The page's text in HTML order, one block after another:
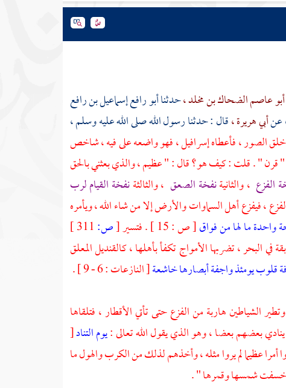
أبو عاصم الضحاك بن مخلد ،حدثناأبو رافع إسماعيل بن رافع
عنأبي هريرة ،قال : حدثنا رسول الله صلى الله عليه وسلم ،
الصور ، فأعطاهإسرافيل ،فهو واضعه على فيه ، شاخص
: " قرن " . قلت : كيف هو؟ قال : " عظيم ، والذي بعثني بالحق
الفزع ، والثانيةنفخة الصعق ، والثالثةنفخة القيام لرب
، فيفزع أهل السماوات والأرض إلا من شاء الله ، ويأمره
واحدة ما لها من فواق[ ص : 15 ] . فتسير [ص:
البحر ، تضربها الأمواج تكفأ بأهلها ، كالقنديل المعلق
قلوب يومئذ واجفة أبصارها خاشعة[ النازعات : 6 - 9 ] .
الشياطين هاربة من الفزع حتى تأتي الأقطار ، فتلقاها
بعضهم بعضا ، وهو الذي يقول الله تعالى :يوم التناد[
أمرا عظيما لم يروا مثله ، وأخذهم لذلك من الكرب والهول ما
وخسفت شمسها وقمرها " .